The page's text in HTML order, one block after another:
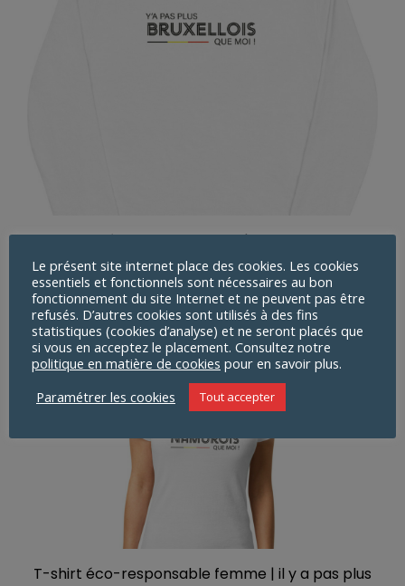
Sweat écologique unisexe | Il y a pas plus
bruxellois que moi
25,50€
T-shirt éco-responsable femme | il y a pas plus
Le présent site internet place des cookies. Les cookies
essentiels et fonctionnels sont nécessaires au bon
fonctionnement du site Internet et ne peuvent pas être
refusés. D’autres cookies sont utilisés à des fins
statistiques (cookies d’analyse) et ne seront placés que
si vous en acceptez le placement. Consultez notre
politique en matière de cookies pour en savoir plus.
Paramétrer les cookies
Tout accepter